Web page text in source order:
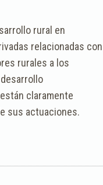
rural en
relacionadas con
rurales a los
claramente
sus actuaciones.